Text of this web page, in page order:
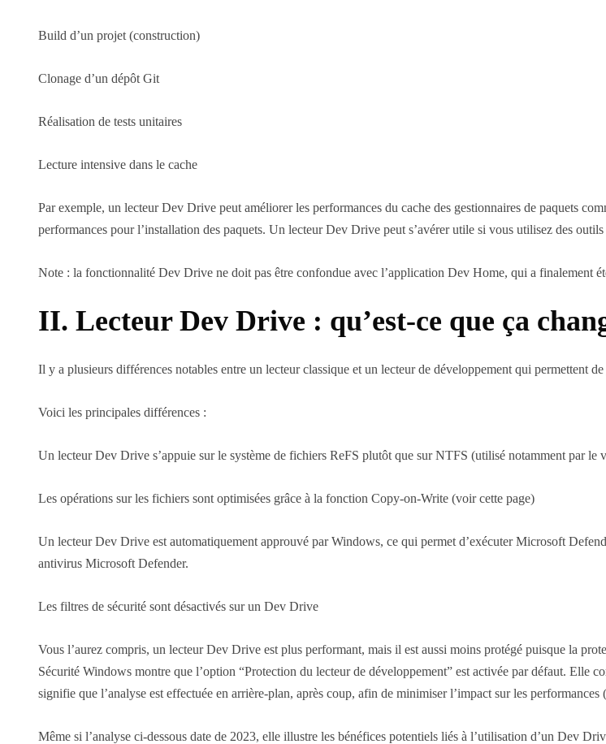
Build d’un projet (construction)
Clonage d’un dépôt Git
Réalisation de tests unitaires
Lecture intensive dans le cache
Par exemple, un lecteur Dev Drive peut améliorer les performances du cache des gestionnaires de paquets
performances pour l’installation des paquets. Un lecteur Dev Drive peut s’avérer utile si vous utilisez des
Note : la fonctionnalité Dev Drive ne doit pas être confondue avec l’application Dev Home, qui a finalement
II. Lecteur Dev Drive : qu’est-ce que ça
Il y a plusieurs différences notables entre un lecteur classique et un lecteur de développement qui permettent
Voici les principales différences :
Un lecteur Dev Drive s’appuie sur le système de fichiers ReFS plutôt que sur NTFS (utilisé notamment par le
Les opérations sur les fichiers sont optimisées grâce à la fonction Copy-on-Write (voir cette page)
Un lecteur Dev Drive est automatiquement approuvé par Windows, ce qui permet d’exécuter Microsoft
antivirus Microsoft Defender.
Les filtres de sécurité sont désactivés sur un Dev Drive
Vous l’aurez compris, un lecteur Dev Drive est plus performant, mais il est aussi moins protégé puisque la
Sécurité Windows montre que l’option “Protection du lecteur de développement” est activée par défaut. Elle
signifie que l’analyse est effectuée en arrière-plan, après coup, afin de minimiser l’impact sur les
Même si l’analyse ci-dessous date de 2023, elle illustre les bénéfices potentiels liés à l’utilisation d’un Dev